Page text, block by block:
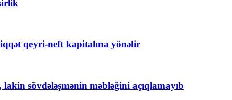
qeyri-neft kapitalına yönəlir
sövdələşmənin məbləğini açıqlamayıb